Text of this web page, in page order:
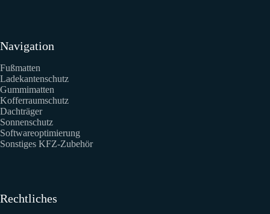
Navigation
Fußmatten
Ladekantenschutz
Gummimatten
Kofferraumschutz
Dachträger
Sonnenschutz
Softwareoptimierung
Sonstiges KFZ-Zubehör
Rechtliches